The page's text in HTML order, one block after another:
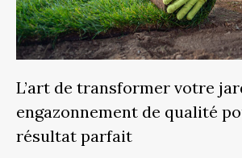
L’art de transformer votre
engazonnement de qualité
résultat parfait